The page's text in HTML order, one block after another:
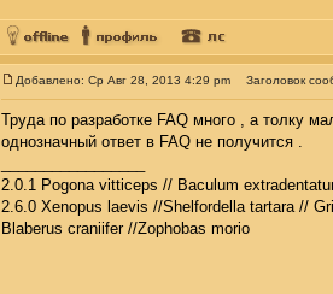
Добавлено: Ср Авг 28, 2013 4:29 pm Заголовок
Труда по разработке FAQ много , а толку
однозначный ответ в FAQ не получится .
2.0.1 Pogona vitticeps // Baculum
2.6.0 Xenopus laevis //Shelfordella tartara //
Blaberus craniifer //Zophobas morio